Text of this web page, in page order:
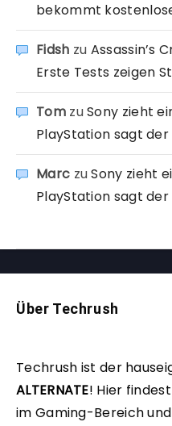
bekommt
Fidsh zu Assassin’s
Erste Tests zeigen
TomzuSony zieht
PlayStation sagt
Marc zuSony zieht
PlayStation sagt
Über Techrush
Techrush ist der
ALTERNATE! Hier
im Gaming-Bereich